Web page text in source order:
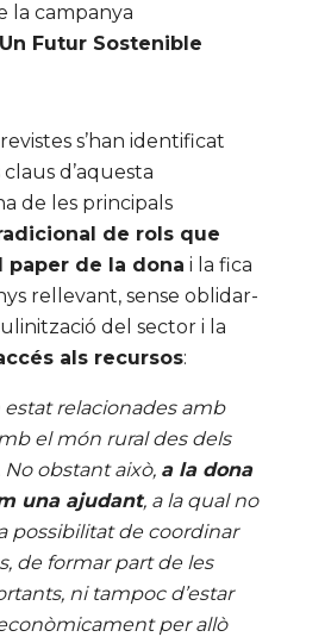
la campanya
Futur Sostenible
s’han identificat
d’aquesta
de les principals
de rols que
de la dona i la fica
rellevant, sense oblidar-
del sector i la
als recursos:
estat relacionades amb
el món rural des dels
No obstant això, a la dona
una ajudant, a la qual no
possibilitat de coordinar
de formar part de les
ni tampoc d’estar
per allò